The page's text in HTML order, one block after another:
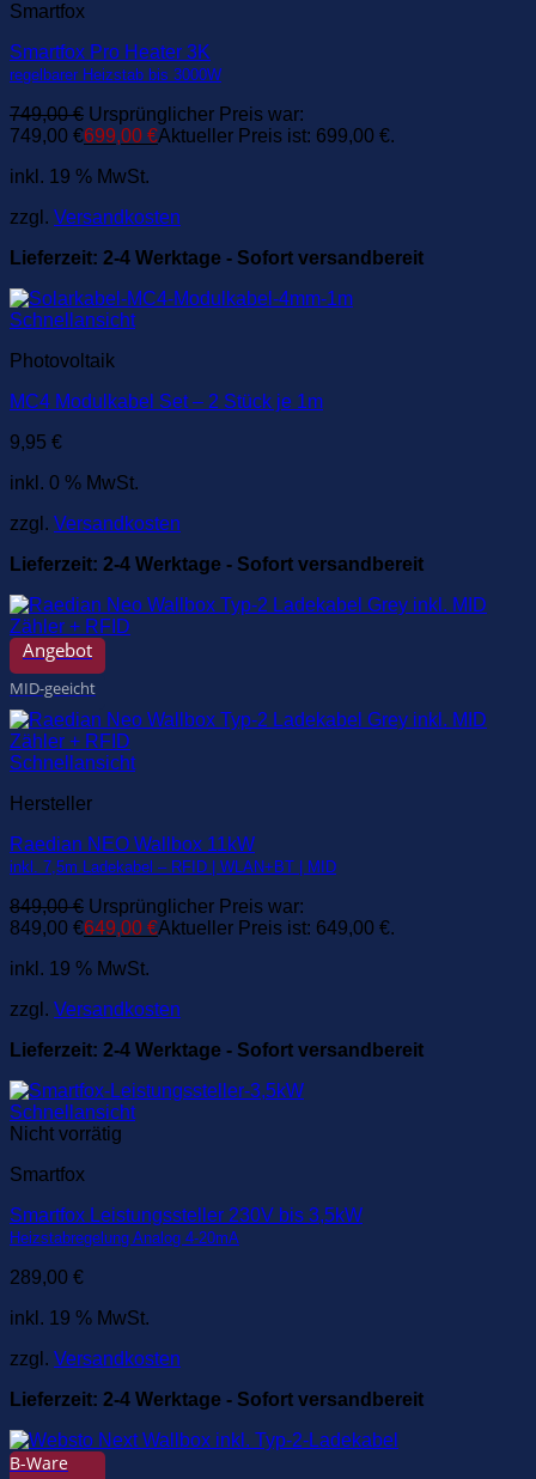
Smartfox
Smartfox Pro Heater 3K
regelbarer Heizstab bis 3000W
749,00€ Ursprünglicher Preis war:
749,00 €699,00 €Aktueller Preis ist: 699,00 €.
inkl. 19 % MwSt.
zzgl. Versandkosten
Lieferzeit: 2-4 Werktage - Sofort versandbereit
Schnellansicht
Photovoltaik
MC4 Modulkabel Set – 2 Stück je 1m
9,95 €
inkl. 0 % MwSt.
zzgl. Versandkosten
Lieferzeit: 2-4 Werktage - Sofort versandbereit
Angebot
MID-geeicht
Schnellansicht
Hersteller
Raedian NEO Wallbox 11kW
inkl. 7,5m Ladekabel – RFID | WLAN+BT | MID
849,00€ Ursprünglicher Preis war:
849,00 €649,00 €Aktueller Preis ist: 649,00 €.
inkl. 19 % MwSt.
zzgl. Versandkosten
Lieferzeit: 2-4 Werktage - Sofort versandbereit
Schnellansicht
Nicht vorrätig
Smartfox
Smartfox Leistungssteller 230V bis 3,5kW
Heizstabregelung Analog 4-20mA
289,00 €
inkl. 19 % MwSt.
zzgl. Versandkosten
Lieferzeit: 2-4 Werktage - Sofort versandbereit
B-Ware